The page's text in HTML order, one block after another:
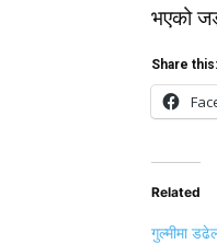
भएको
Share this:
Related
गुल्मीमा